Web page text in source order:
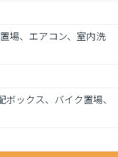
場、エアコン、室内洗
ックス、バイク置場、